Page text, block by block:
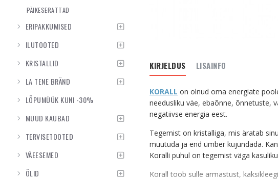
PÄIKESERATTAD
ERIPAKKUMISED
ILUTOOTED
KRISTALLID
LA TENE BRÄND
LÕPUMÜÜK KUNI -30%
MUUD KAUBAD
TERVISETOOTED
VÄEESEMED
ÕLID
KIRJELDUS LISAINFO
KORALL on olnud oma energiate
needusliku väe, ebaõnne, õnnetuste,
negatiivse energia eest.
Tegemist on kristalliga, mis äratab
muutuda ja end ümber kujundada.
Koralli puhul on tegemist väga
Korall toob sulle armastust,